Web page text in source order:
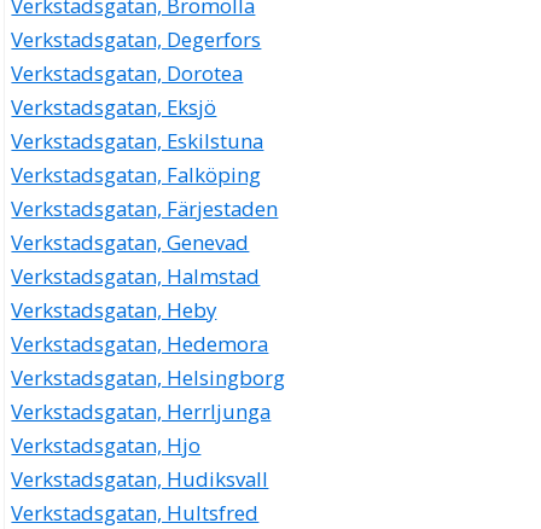
Verkstadsgatan, Degerfors
Verkstadsgatan, Dorotea
Verkstadsgatan, Eksjö
Verkstadsgatan, Eskilstuna
Verkstadsgatan, Falköping
Verkstadsgatan, Färjestaden
Verkstadsgatan, Genevad
Verkstadsgatan, Halmstad
Verkstadsgatan, Heby
Verkstadsgatan, Hedemora
Verkstadsgatan, Helsingborg
Verkstadsgatan, Herrljunga
Verkstadsgatan, Hjo
Verkstadsgatan, Hudiksvall
Verkstadsgatan, Hultsfred